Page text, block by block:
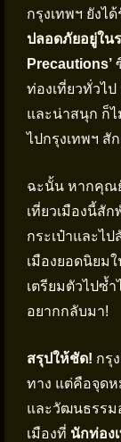
กรุงเทพฯ ยังไ
ปลอดภัยอยู่ใน
Precautions’
ท่องเที่ยวทั่วไ
และน่าสนุก ก็
ไปกรุงเทพฯ สั
ฉะนั้น หากคุณยั
เที่ยวเมืองนี้สั
กระเป๋าและไ
เมืองยอดนิยมใ
เตรียมตัวไปซ้ำ
อยากกลับมา!
สรุปให้ชัด! กรุ
ทาง แต่คือจุด
และวัฒนธรรม
เมืองที่ นักท่อง